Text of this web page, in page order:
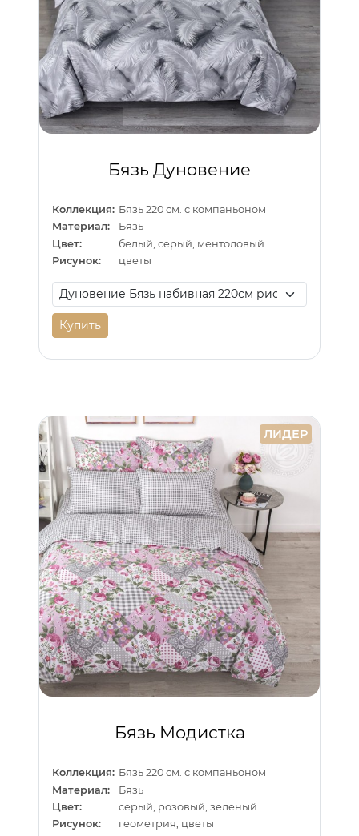
Бязь Дуновение
Коллекция: Бязь 220 см. с компаньоном
Материал:
Бязь
Цвет:
белый, серый, ментоловый
Рисунок:
цветы
Купить
ЛИДЕР
Бязь Модистка
Коллекция: Бязь 220 см. с компаньоном
Материал:
Бязь
Цвет:
серый, розовый, зеленый
Рисунок:
геометрия, цветы